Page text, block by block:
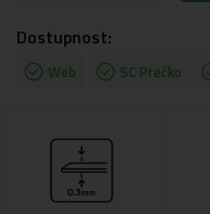
Dostupnost:
Web SC Prečko